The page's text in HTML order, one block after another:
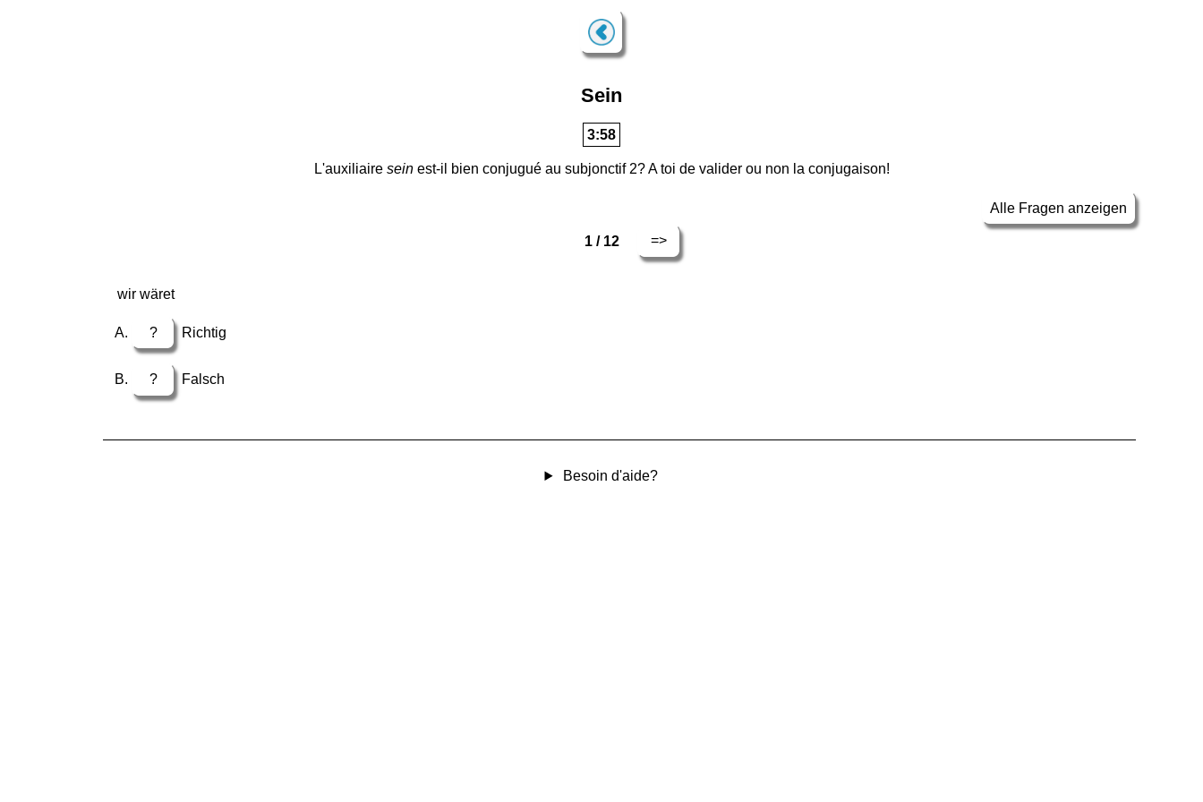
Sein
3:57
L'auxiliaire seinest-il bien conjugué au subjonctif 2? A toi de valider ou non la conjugaison!
Alle Fragen anzeigen
1 / 12 =>
wir wäret
? Richtig
? Falsch
Besoin d'aide?